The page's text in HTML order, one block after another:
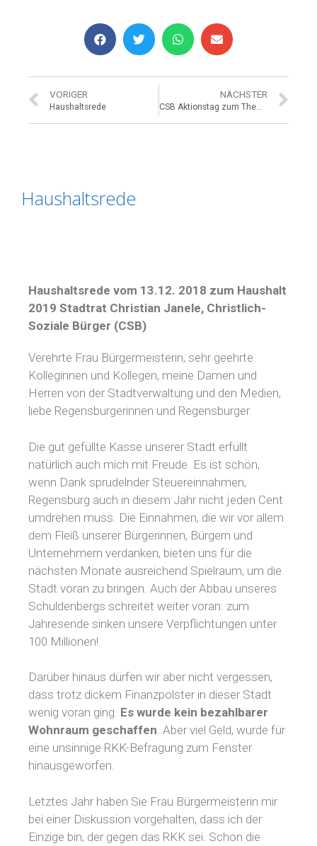
VORIGER
Haushaltsrede
NÄCHSTER
CSB Aktionstag zum Thema Fahrradfahren!
Haushaltsrede
Haushaltsrede vom 13.12. 2018 zum Haushalt
2019 Stadtrat Christian Janele, Christlich-
Soziale Bürger (CSB)
Verehrte Frau Bürgermeisterin, sehr geehrte
Kolleginnen und Kollegen, meine Damen und
Herren von der Stadtverwaltung und den Medien,
liebe Regensburgerinnen und Regensburger.
Die gut gefüllte Kasse unserer Stadt erfüllt
natürlich auch mich mit Freude. Es ist schön,
wenn Dank sprudelnder Steuereinnahmen,
Regensburg auch in diesem Jahr nicht jeden Cent
umdrehen muss. Die Einnahmen, die wir vor allem
dem Fleiß unserer Bürgerinnen, Bürgern und
Unternehmern verdanken, bieten uns für die
nächsten Monate ausreichend Spielraum, um die
Stadt voran zu bringen. Auch der Abbau unseres
Schuldenbergs schreitet weiter voran: zum
Jahresende sinken unsere Verpflichtungen unter
100 Millionen!
Darüber hinaus dürfen wir aber nicht vergessen,
dass trotz dickem Finanzpolster in dieser Stadt
wenig voran ging. Es wurde kein bezahlbarer
Wohnraum geschaffen. Aber viel Geld, wurde für
eine unsinnige RKK-Befragung zum Fenster
hinausgeworfen.
Letztes Jahr haben Sie Frau Bürgermeisterin mir
bei einer Diskussion vorgehalten, dass ich der
Einzige bin, der gegen das RKK sei. Schon die